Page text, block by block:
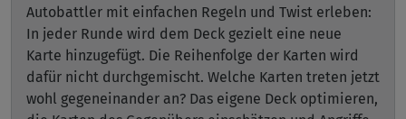
Autobattler mit einfachen Regeln und Twist erleben:
In jeder Runde wird dem Deck gezielt eine neue
Karte hinzugefügt. Die Reihenfolge der Karten wird
dafür nicht durchgemischt. Welche Karten treten jetzt
wohl gegeneinander an? Das eigene Deck optimieren,